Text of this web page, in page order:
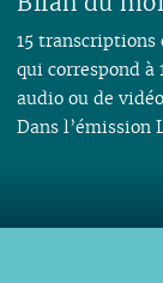
15 transcriptions
qui correspond à
audio ou de
Dans l’émission